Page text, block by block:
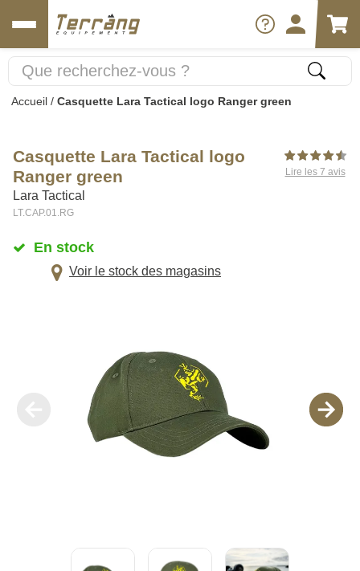
Accueil / Casquette Lara Tactical logo Ranger green
Casquette Lara Tactical logo
Ranger green
Lara Tactical
LT.CAP.01.RG
Lire les 7 avis
En stock
Voir le stock des magasins